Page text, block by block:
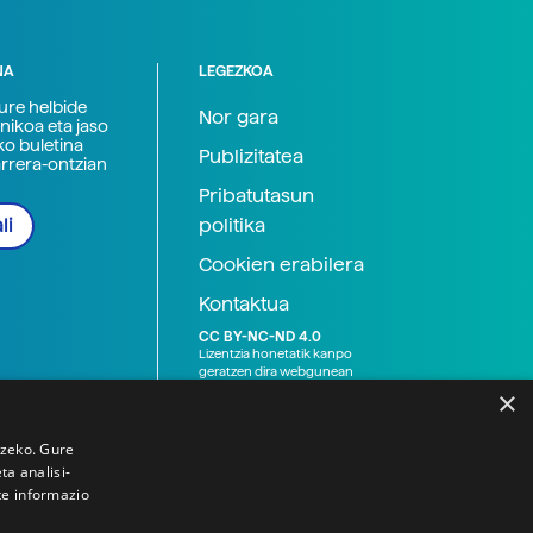
helbide
eta jaso
buletina
ontzian
LEGEZKOA
Nor gara
Publizitatea
Pribatutasun
politika
Cookien erabilera
Kontaktua
CC BY-NC-ND 4.0
Lizentzia honetatik kanpo
geratzen dira webgunean
×
Gure
analisi-
informazio